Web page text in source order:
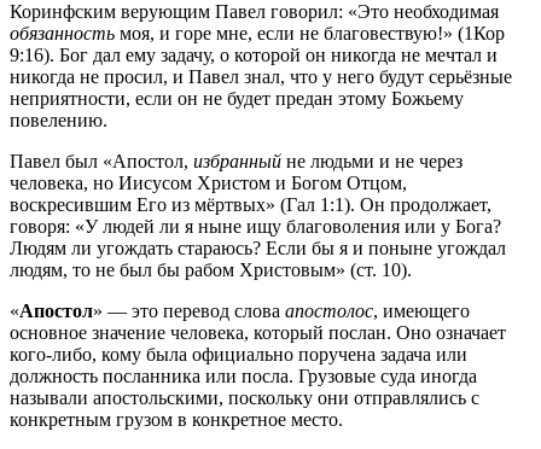
Коринфским верующим Павел говорил: «Это необходимая
обязанность моя, и горе мне, если не благовествую!» (1Кор
9:16). Бог дал ему задачу, о которой он никогда не мечтал и
никогда не просил, и Павел знал, что у него будут серьёзные
неприятности, если он не будет предан этому Божьему
повелению.
Павел был «Апостол, избранный не людьми и не через
человека, но Иисусом Христом и Богом Отцом,
воскресившим Его из мёртвых» (Гал 1:1). Он продолжает,
говоря: «У людей ли я ныне ищу благоволения или у Бога?
Людям ли угождать стараюсь? Если бы я и поныне угождал
людям, то не был бы рабом Христовым» (ст. 10).
«Апостол» — это перевод слова апостолос, имеющего
основное значение человека, который послан. Оно означает
кого-либо, кому была официально поручена задача или
должность посланника или посла. Грузовые суда иногда
называли апостольскими, поскольку они отправлялись с
конкретным грузом в конкретное место.